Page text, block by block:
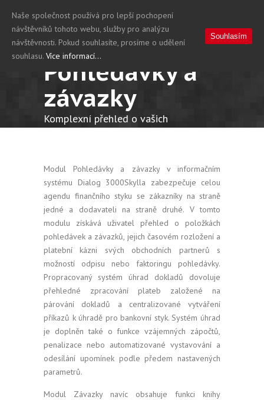
Pohledávky a
závazky
Komplexní přehled o vašich
Modul Pohledávky a závazky v informačním
systému Dialog 3000Skylla zabezpečuje celou
agendu finančního styku se zákazníky na straně
jedné a dodavateli na straně druhé. V tomto
modulu získává uživatel přehled o položkách
pohledávek a závazků, jejich časovém rozložení a
platební kázni svých obchodních partnerů s
možností odpisu nebo faktoringu pohledávky.
Propracovaný systém úhrad dokladů dovoluje
přehledné zpracování plateb založené na
párování dokladů a centralizované vytváření
příkazů k úhradě pro bankovní styk. Systém úhrad
je doplněn také o funkce vzájemných zápočtů,
penalizace nebo automatizované vystavování a
odesílání upomínek podle předem nastavených
parametrů.
Modul Závazky navíc obsahuje funkci knihy
Naše společnost používá pro lepší pochopení
návštěvníků tohoto webu, služby pro analýzu
návštěvnosti. Pokud souhlasíte, prosíme o udělení
souhlasu. Více informací...
Souhlasím